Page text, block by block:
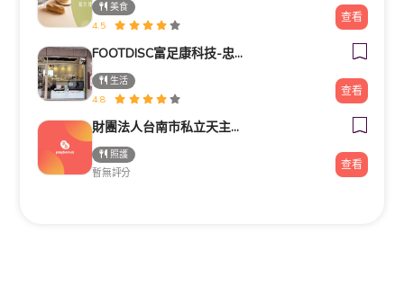
美食
4.5
查看
FOOTDISC富足康科技-忠孝直營門市
生活
4.8
查看
財團法人台南市私立天主教瑞復益智中心
照護
暫無評分
查看